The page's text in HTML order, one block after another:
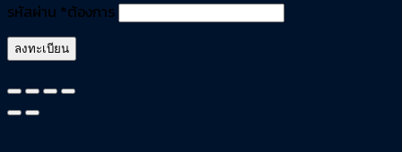
รหัสผ่าน *ต้องการ
ลงทะเบียน